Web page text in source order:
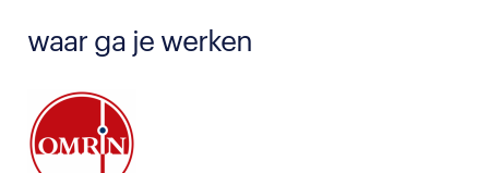
waar ga je werken